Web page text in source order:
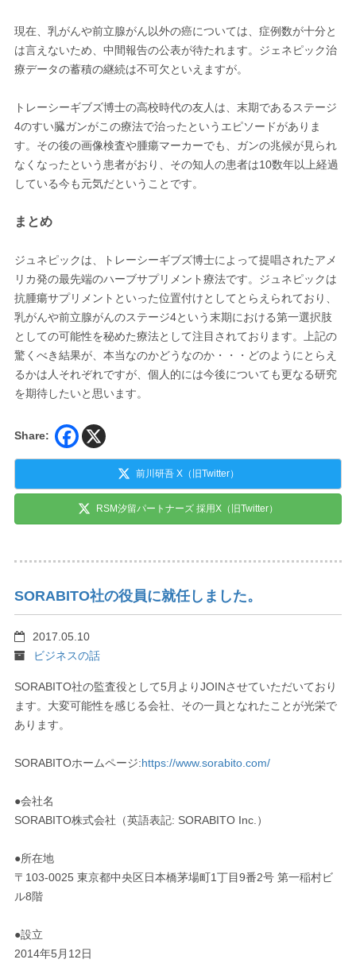
現在、乳がんや前立腺がん以外の癌については、症例数が十分と
は言えないため、中間報告の公表が待たれます。ジェネピック治
療データの蓄積の継続は不可欠といえますが。
トレーシーギブズ博士の高校時代の友人は、末期であるステージ
4のすい臓ガンがこの療法で治ったというエピソードがありま
す。その後の画像検査や腫瘍マーカーでも、ガンの兆候が見られ
なくなったという患者がおり、その知人の患者は10数年以上経過
している今も元気だということです。
まとめ
ジュネピックは、トレーシーギブズ博士によって提唱されたアメ
リカ発の最先端のハーブサプリメント療法です。ジュネピックは
抗腫瘍サプリメントといった位置付けとしてとらえられており、
乳がんや前立腺がんのステージ4という末期における第一選択肢
としての可能性を秘めた療法として注目されております。上記の
驚くべき結果が、本当なのかどうなのか・・・どのようにとらえ
るかは人それぞれですが、個人的には今後についても更なる研究
を期待したいと思います。
Share:
前川研吾 X（旧Twitter）
RSM汐留パートナーズ 採用X（旧Twitter）
SORABITO社の役員に就任しました。
2017.05.10
ビジネスの話
SORABITO社の監査役として5月よりJOINさせていただいており
ます。大変可能性を感じる会社、その一員となれたことが光栄で
あります。
SORABITOホームページ:https://www.sorabito.com/
●会社名
SORABITO株式会社（英語表記: SORABITO Inc.）
●所在地
〒103-0025 東京都中央区日本橋茅場町1丁目9番2号 第一稲村ビ
ル8階
●設立
2014年5月12日